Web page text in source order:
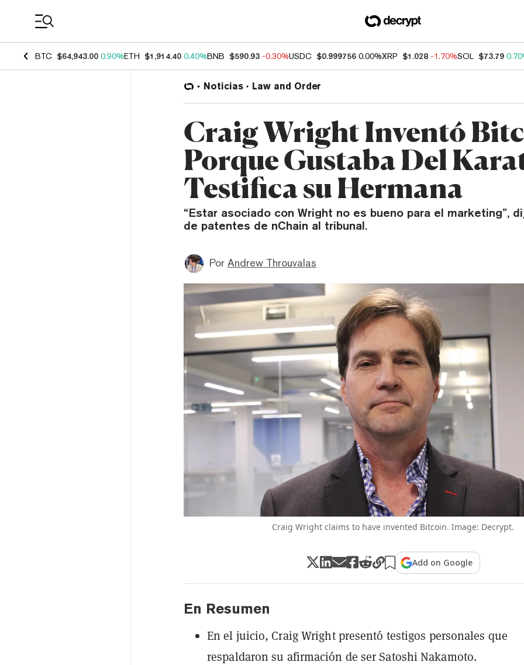
BTC $64,943.00 0.90%ETH $1,914.40 0.40%BNB $590.93 -0.30%USDC $0.999756 0.00%XRP $1.028 -1.70%SOL $73.79
Noticias Law and Order
Craig Wright Inventó
Porque Gustaba Del
Testifica su Hermana
“Estar asociado con Wright no es bueno para el marketing”,
de patentes de nChain al tribunal.
Por Andrew Throuvalas
Craig Wright claims to have invented Bitcoin. Image: Decrypt.
Add on Google
En Resumen
En el juicio, Craig Wright presentó testigos personales que
respaldaron su afirmación de ser Satoshi Nakamoto.